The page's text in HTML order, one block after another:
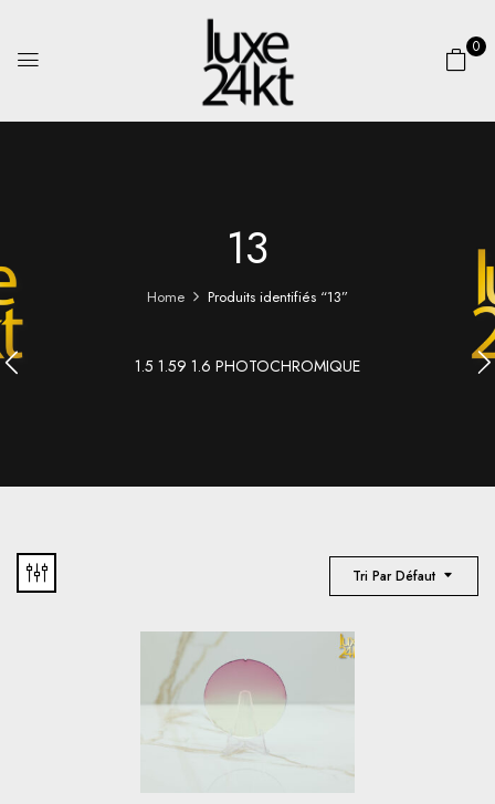
0
13
Home Produits identifiés “13”
1.5 1.59 1.6 PHOTOCHROMIQUE
Tri Par Défaut